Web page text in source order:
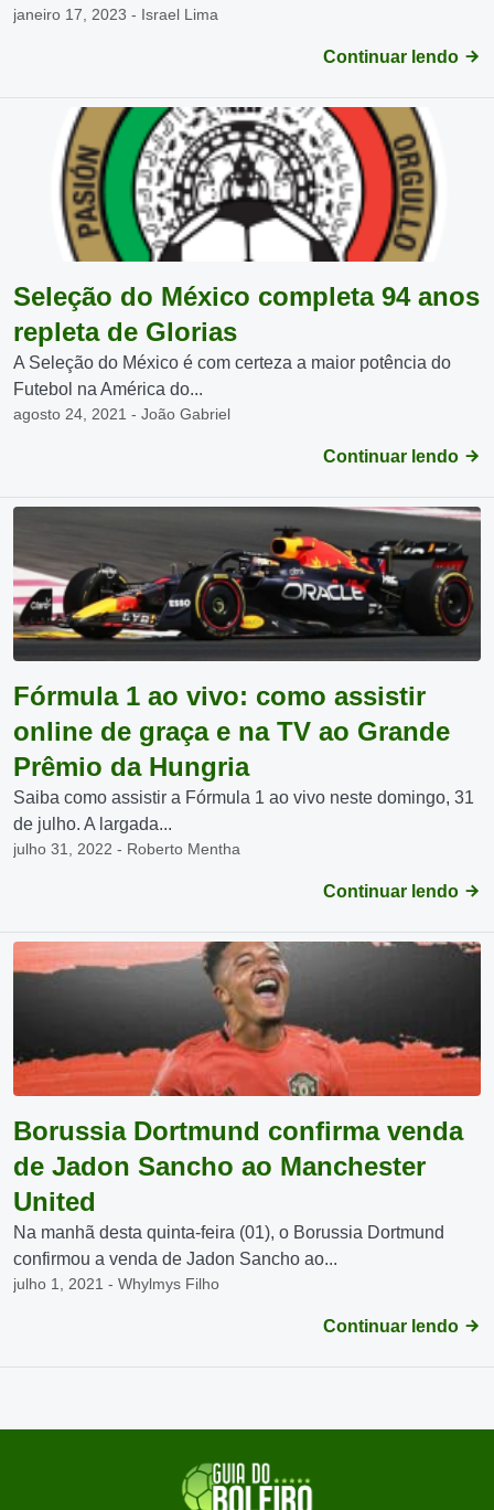
janeiro 17, 2023 - Israel Lima
Continuar lendo
Seleção do México completa 94 anos
repleta de Glorias
A Seleção do México é com certeza a maior potência do
Futebol na América do...
agosto 24, 2021 - João Gabriel
Continuar lendo
Fórmula 1 ao vivo: como assistir
online de graça e na TV ao Grande
Prêmio da Hungria
Saiba como assistir a Fórmula 1 ao vivo neste domingo, 31
de julho. A largada...
julho 31, 2022 - Roberto Mentha
Continuar lendo
Borussia Dortmund confirma venda
de Jadon Sancho ao Manchester
United
Na manhã desta quinta-feira (01), o Borussia Dortmund
confirmou a venda de Jadon Sancho ao...
julho 1, 2021 - Whylmys Filho
Continuar lendo